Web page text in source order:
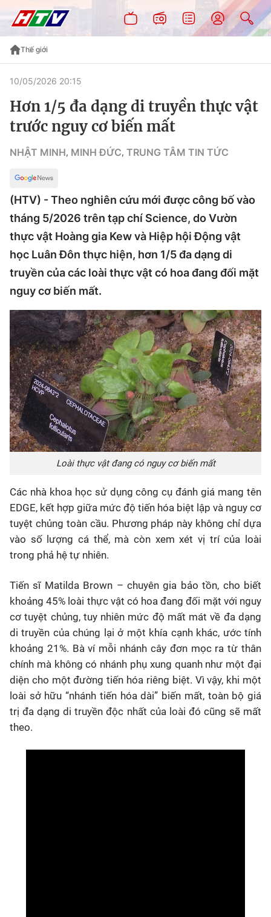
Thế giới
10/05/2026 20:15
Hơn 1/5 đa dạng di truyền thực vật
trước nguy cơ biến mất
NHẬT MINH, MINH ĐỨC, TRUNG TÂM TIN TỨC
(HTV) - Theo nghiên cứu mới được công bố vào
tháng 5/2026 trên tạp chí Science, do Vườn
thực vật Hoàng gia Kew và Hiệp hội Động vật
học Luân Đôn thực hiện, hơn 1/5 đa dạng di
truyền của các loài thực vật có hoa đang đối mặt
nguy cơ biến mất.
Loài thực vật đang có nguy cơ biến mất
Các nhà khoa học sử dụng công cụ đánh giá mang tên
EDGE, kết hợp giữa mức độ tiến hóa biệt lập và nguy cơ
tuyệt chủng toàn cầu. Phương pháp này không chỉ dựa
vào số lượng cá thể, mà còn xem xét vị trí của loài
trong phả hệ tự nhiên.
Tiến sĩ Matilda Brown – chuyên gia bảo tồn, cho biết
khoảng 45% loài thực vật có hoa đang đối mặt với nguy
cơ tuyệt chủng, tuy nhiên mức độ mất mát về đa dạng
di truyền của chúng lại ở một khía cạnh khác, ước tính
khoảng 21%. Bà ví mỗi nhánh cây đơn mọc ra từ thân
chính mà không có nhánh phụ xung quanh như một đại
diện cho một đường tiến hóa riêng biệt. Vì vậy, khi một
loài sở hữu “nhánh tiến hóa dài” biến mất, toàn bộ giá
trị đa dạng di truyền độc nhất của loài đó cũng sẽ mất
theo.